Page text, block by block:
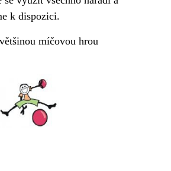
k dispozici.
míčovou hrou